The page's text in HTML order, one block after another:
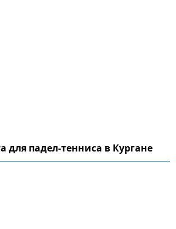
для падел-тенниса в Кургане